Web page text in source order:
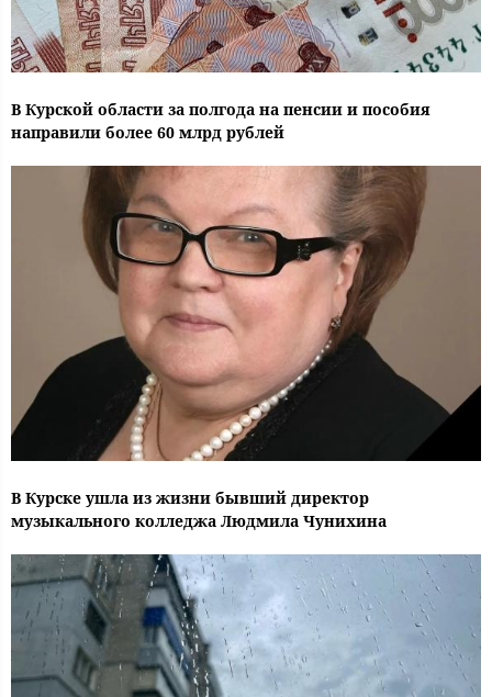
В Курской области за полгода на пенсии и пособия
направили более 60 млрд рублей
В Курске ушла из жизни бывший директор
музыкального колледжа Людмила Чунихина